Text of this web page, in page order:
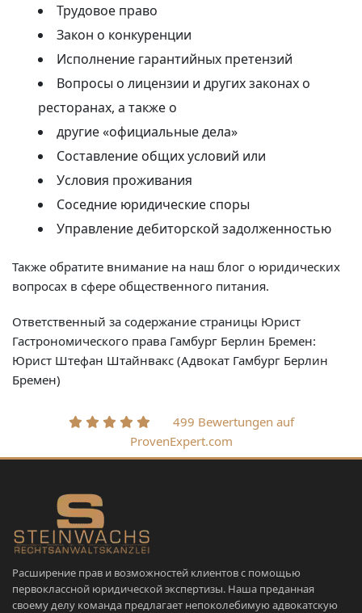
Трудовое право
Закон о конкуренции
Исполнение гарантийных претензий
Вопросы о лицензии и других законах о
ресторанах, а также о
другие «официальные дела»
Составление общих условий или
Условия проживания
Соседние юридические споры
Управление дебиторской задолженностью
Также обратите внимание на наш блог о юридических
вопросах в сфере общественного питания.
Ответственный за содержание страницы Юрист
Гастрономического права Гамбург Берлин Бремен:
Юрист Штефан Штайнвакс (Адвокат Гамбург Берлин
Бремен)
499 Bewertungen auf
ProvenExpert.com
Расширение прав и возможностей клиентов с помощью
первоклассной юридической экспертизы. Наша преданная
своему делу команда предлагает непоколебимую адвокатскую